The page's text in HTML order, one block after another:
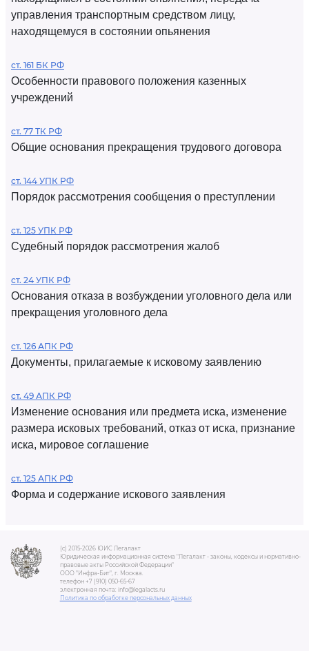
управления транспортным средством лицу,
находящемуся в состоянии опьянения
ст. 161 БК РФ
Особенности правового положения казенных
учреждений
ст. 77 ТК РФ
Общие основания прекращения трудового договора
ст. 144 УПК РФ
Порядок рассмотрения сообщения о преступлении
ст. 125 УПК РФ
Судебный порядок рассмотрения жалоб
ст. 24 УПК РФ
Основания отказа в возбуждении уголовного дела или
прекращения уголовного дела
ст. 126 АПК РФ
Документы, прилагаемые к исковому заявлению
ст. 49 АПК РФ
Изменение основания или предмета иска, изменение
размера исковых требований, отказ от иска, признание
иска, мировое соглашение
ст. 125 АПК РФ
Форма и содержание искового заявления
(c) 2015-2026 ЮИС Легалакт
Юридическая информационная система "Легалакт - законы, кодексы и нормативно-
правовые акты Российской Федерации"
ООО "Инфра-Бит", г. Москва.
телефон +7 (910) 050-65-67
электронная почта: info@legalacts.ru
Политика по обработке персональных данных